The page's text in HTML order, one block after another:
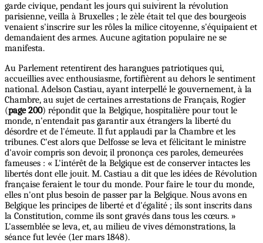
garde civique, pendant les jours qui suivirent la révolution
parisienne, veilla à Bruxelles ; le zèle était tel que des bourgeois
venaient s'inscrire sur les rôles la milice citoyenne, s'équipaient et
demandaient des armes. Aucune agitation populaire ne se
manifesta.
Au Parlement retentirent des harangues patriotiques qui,
accueillies avec enthousiasme, fortifièrent au dehors le sentiment
national. Adelson Castiau, ayant interpellé le gouvernement, à la
Chambre, au sujet de certaines arrestations de Français, Rogier
(page 200) répondit que la Belgique, hospitalière pour tout le
monde, n'entendait pas garantir aux étrangers la liberté du
désordre et de l'émeute. Il fut applaudi par la Chambre et les
tribunes. C'est alors que Delfosse se leva et félicitant le ministre
d'avoir compris son devoir, il prononça ces paroles, demeurées
fameuses : « L'intérêt de la Belgique est de conserver intactes les
libertés dont elle jouit. M. Castiau a dit que les idées de Révolution
française feraient le tour du monde. Pour faire le tour du monde,
elles n'ont plus besoin de passer par la Belgique. Nous avons en
Belgique les principes de liberté et d'égalité ; ils sont inscrits dans
la Constitution, comme ils sont gravés dans tous les cœurs. »
L'assemblée se leva, et, au milieu de vives démonstrations, la
séance fut levée (1er mars 1848).